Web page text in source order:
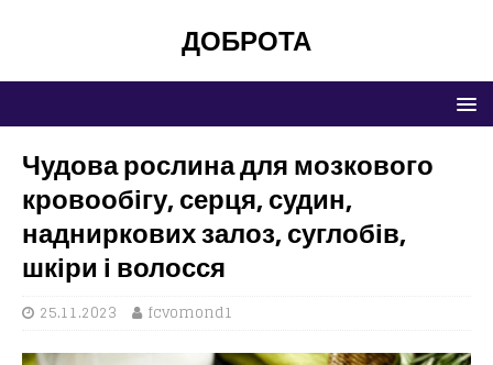
ДОБРОТА
Чудова рослина для мозкового
кровообігу, серця, судин,
надниркових залоз, суглобів,
шкіри і волосся
25.11.2023 fcvomond1